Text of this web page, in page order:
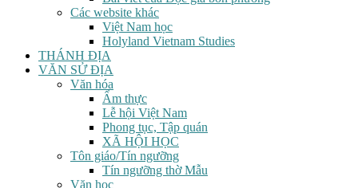
Các website khác
Việt Nam học
Holyland Vietnam Studies
THÁNH ĐỊA
VĂN SỬ ĐỊA
Văn hóa
Ẩm thực
Lễ hội Việt Nam
Phong tục, Tập quán
XÃ HỘI HỌC
Tôn giáo/Tín ngưỡng
Tín ngưỡng thờ Mẫu
Văn học